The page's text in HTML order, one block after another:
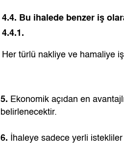
4.4. Bu ihalede benzer iş
4.4.1.
Her türlü nakliye ve hamaliye
5. Ekonomik açıdan en
belirlenecektir.
6. İhaleye sadece yerli istekliler